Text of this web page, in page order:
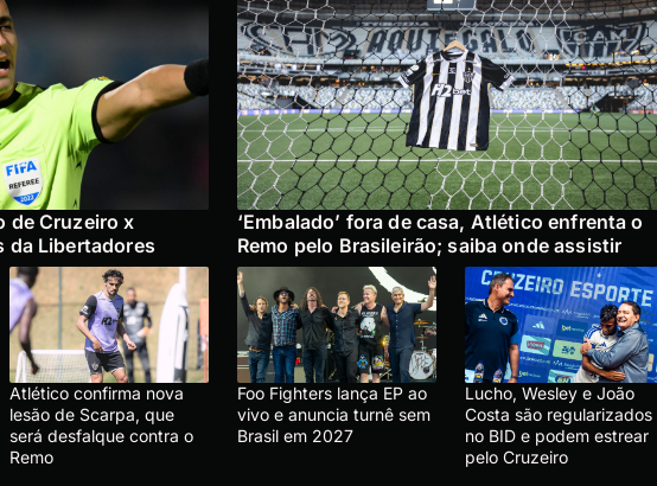
de Cruzeiro x
da Libertadores
‘Embalado’ fora de casa, Atlético enfrenta o
Remo pelo Brasileirão; saiba onde assistir
Atlético confirma nova
lesão de Scarpa, que
será desfalque contra o
Remo
Foo Fighters lança EP ao
vivo e anuncia turnê sem
Brasil em 2027
Lucho, Wesley e João
Costa são regularizados
no BID e podem estrear
pelo Cruzeiro